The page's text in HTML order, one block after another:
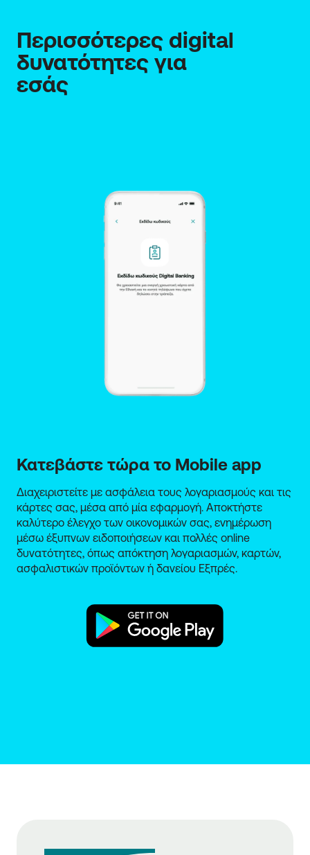
Περισσότερες digital
δυνατότητες για
εσάς
Κατεβάστε τώρα το Mobile app
Διαχειριστείτε με ασφάλεια τους λογαριασμούς και τις
κάρτες σας, μέσα από μία εφαρμογή. Αποκτήστε
καλύτερο έλεγχο των οικονομικών σας, ενημέρωση
μέσω έξυπνων ειδοποιήσεων και πολλές online
δυνατότητες, όπως απόκτηση λογαριασμών, καρτών,
ασφαλιστικών προϊόντων ή δανείου Εξπρές.